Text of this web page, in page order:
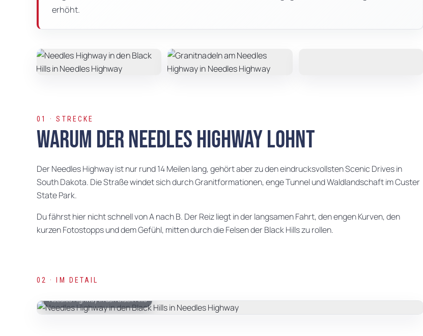
erhöht.
01 · STRECKE
Warum der Needles Highway lohnt
Der Needles Highway ist nur rund 14 Meilen lang, gehört aber zu den eindrucksvollsten Scenic Drives in
South Dakota. Die Straße windet sich durch Granitformationen, enge Tunnel und Waldlandschaft im Custer
State Park.
Du fährst hier nicht schnell von A nach B. Der Reiz liegt in der langsamen Fahrt, den engen Kurven, den
kurzen Fotostopps und dem Gefühl, mitten durch die Felsen der Black Hills zu rollen.
02 · IM DETAIL
Needles Highway in den Black Hills